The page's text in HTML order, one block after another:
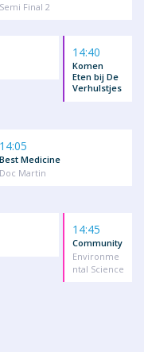
Semi Final 2
14:40
Komen
Eten bij De
Verhulstjes
14:05
Best Medicine
Doc Martin
14:45
Community
Environme
ntal Science